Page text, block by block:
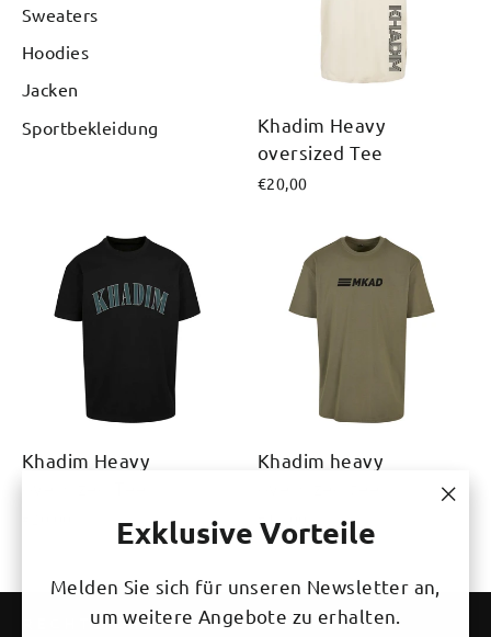
Exklusive Vorteile
Melden Sie sich für unseren Newsletter an,
um weitere Angebote zu erhalten.
Sweaters
Hoodies
Jacken
Sportbekleidung
Khadim Heavy
oversized Tee
€20,00
Khadim Heavy
Khadim heavy
€18,00
RECHTLICHES